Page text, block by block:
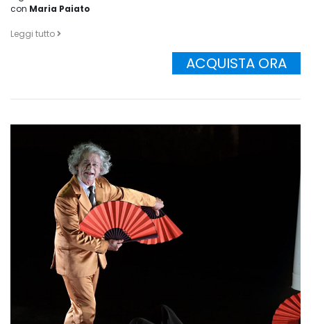
con Maria Paiato
Leggi tutto
ACQUISTA ORA